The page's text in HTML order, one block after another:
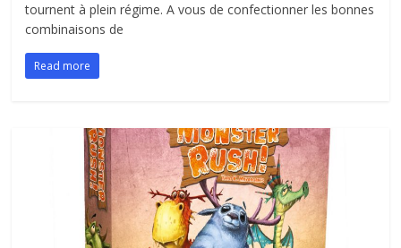
tournent à plein régime. A vous de confectionner les bonnes
combinaisons de
Read more